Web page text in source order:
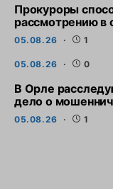
Прокуроры
рассмотрению в
05.08.26 1
05.08.26 0
В Орле
дело о
05.08.26 1